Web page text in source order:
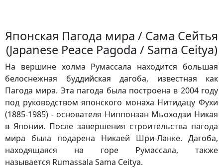
Японская Пагода мира / Сама Сейтья
(Japanese Peace Pagoda / Sama Ceitya)
На вершине холма Румассала находится большая
белоснежная буддийская дагоба, известная как
Пагода мира. Эта пагода была построена в 2004 году
под руководством японского монаха Нитидацу Фухи
(1885-1985) - основателя Ниппонзан Мьоходзи Никая
в Японии. После завершения строительства пагода
мира была подарена Никаей Шри-Ланке. Дагоба,
находящаяся на горе Румассала, также
называется Rumassala Sama Ceitya.